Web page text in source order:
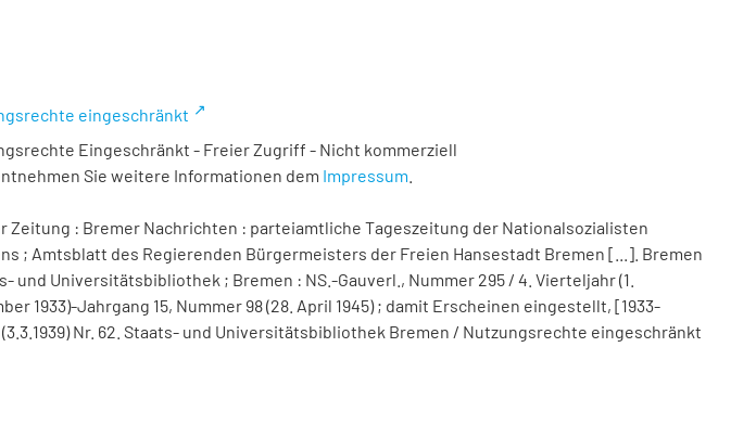
eingeschränkt
Eingeschränkt - Freier Zugriff - Nicht kommerziell
Sie weitere Informationen dem Impressum
Zeitung : Bremer Nachrichten : parteiamtliche Tageszeitung der Nationalsozialisten
; Amtsblatt des Regierenden Bürgermeisters der Freien Hansestadt Bremen [...]. Bremen
und Universitätsbibliothek ; Bremen : NS.-Gauverl., Nummer 295 / 4. Vierteljahr (1.
1933)-Jahrgang 15, Nummer 98 (28. April 1945) ; damit Erscheinen eingestellt, [1933-
(3.3.1939) Nr. 62. Staats- und Universitätsbibliothek Bremen / Nutzungsrechte eingeschränkt